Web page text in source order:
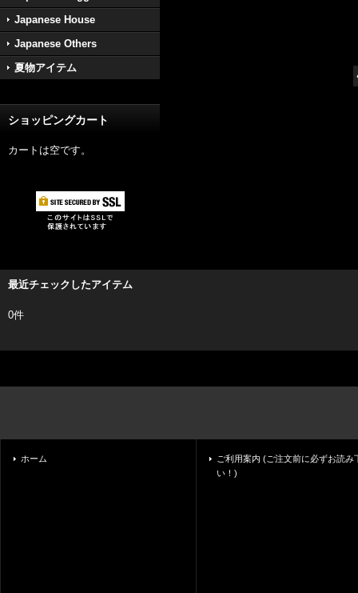
Japanese House
Japanese Others
夏物アイテム
ショッピングカート
カートは空です。
最近チェックしたアイテム
0件
ホーム
ご利用案内 (ご注文前に必ずお読み
い！)